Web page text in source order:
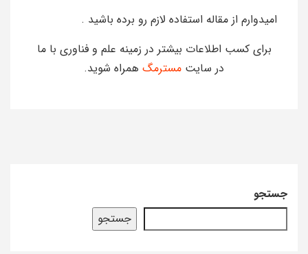
امیدوارم از مقاله استفاده لازم رو برده باشید .
برای کسب اطلاعات بیشتر در زمینه علم و فناوری با ما
در سایت مسترمگ همراه شوید.
جستجو
جستجو